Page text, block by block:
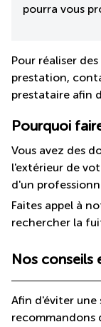
pourra vous
Pour réaliser
prestation,
prestataire afin
Pourquoi
Vous avez des
l'extérieur de
d'un
Faites appel à
rechercher la
Nos conseils
Afin d'éviter une
recommandons